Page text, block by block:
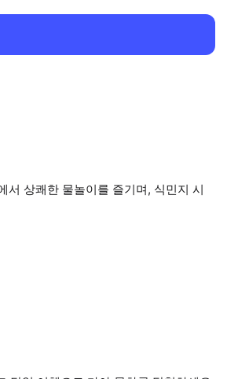
서 상쾌한 물놀이를 즐기며, 식민지 시